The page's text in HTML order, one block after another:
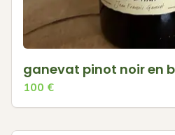
ganevat pinot noir en
100 €